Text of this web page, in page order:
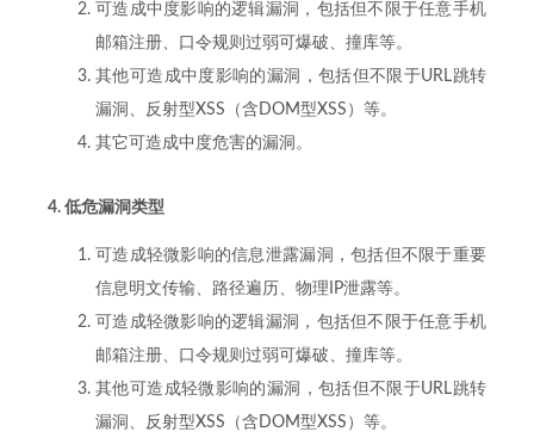
可造成中度影响的逻辑漏洞，包括但不限于任意手机
邮箱注册、口令规则过弱可爆破、撞库等。
其他可造成中度影响的漏洞，包括但不限于URL跳转
漏洞、反射型XSS（含DOM型XSS）等。
其它可造成中度危害的漏洞。
4. 低危漏洞类型
可造成轻微影响的信息泄露漏洞，包括但不限于重要
信息明文传输、路径遍历、物理IP泄露等。
可造成轻微影响的逻辑漏洞，包括但不限于任意手机
邮箱注册、口令规则过弱可爆破、撞库等。
其他可造成轻微影响的漏洞，包括但不限于URL跳转
漏洞、反射型XSS（含DOM型XSS）等。